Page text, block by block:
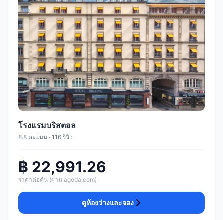
โรงแรมบริสตอล
8.8 คะแนน · 116 รีวิว
฿ 22,991.26
ราคาต่อคืน (ผ่าน agoda.com)
ดูห้องว่างและจอง